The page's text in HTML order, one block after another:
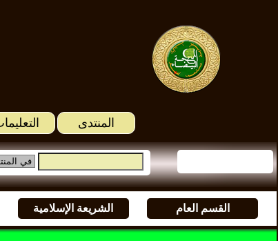
المنتدى
القسم العام الشريعة الإسلامية